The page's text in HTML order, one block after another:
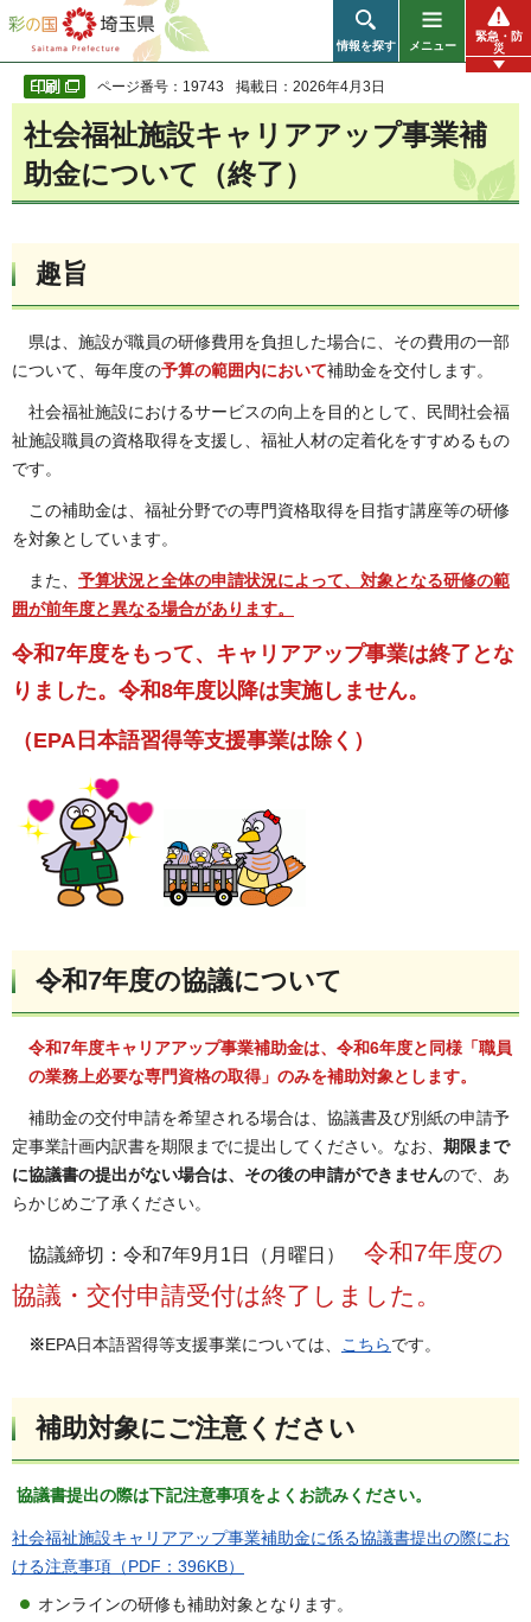
彩の国 埼玉県
情報を探す メニュー
緊急・防
災
ページ番号：19743 掲載日：2026年4月3日
社会福祉施設キャリアアップ事業補
助金について（終了）
趣旨
県は、施設が職員の研修費用を負担した場合に、その費用の一部
について、毎年度の予算の範囲内において補助金を交付します。
社会福祉施設におけるサービスの向上を目的として、民間社会福
祉施設職員の資格取得を支援し、福祉人材の定着化をすすめるもの
です。
この補助金は、福祉分野での専門資格取得を目指す講座等の研修
を対象としています。
また、 予算状況と全体の申請状況によって、対象となる研修の範
囲が前年度と異なる場合があります。
令和7年度をもって、キャリアアップ事業は終了とな
りました。令和8年度以降は実施しません。
（EPA日本語習得等支援事業は除く）
令和7年度の協議について
令和7年度キャリアアップ事業補助金は、令和6年度と同様「職員
の業務上必要な専門資格の取得」のみを補助対象とします。
補助金の交付申請を希望される場合は、協議書及び別紙の申請予
定事業計画内訳書を期限までに提出してください。なお、 期限まで
に協議書の提出がない場合は、その後の申請ができませんので、あ
らかじめご了承ください。
協議締切：令和7年9月1日（月曜日） 令和7年度の
協議・交付申請受付は終了しました。
※EPA日本語習得等支援事業については、 こちらです。
補助対象にご注意ください
協議書提出の際は下記注意事項をよくお読みください。
社会福祉施設キャリアアップ事業補助金に係る協議書提出の際にお
ける注意事項（PDF：396KB）
オンラインの研修も補助対象となります。